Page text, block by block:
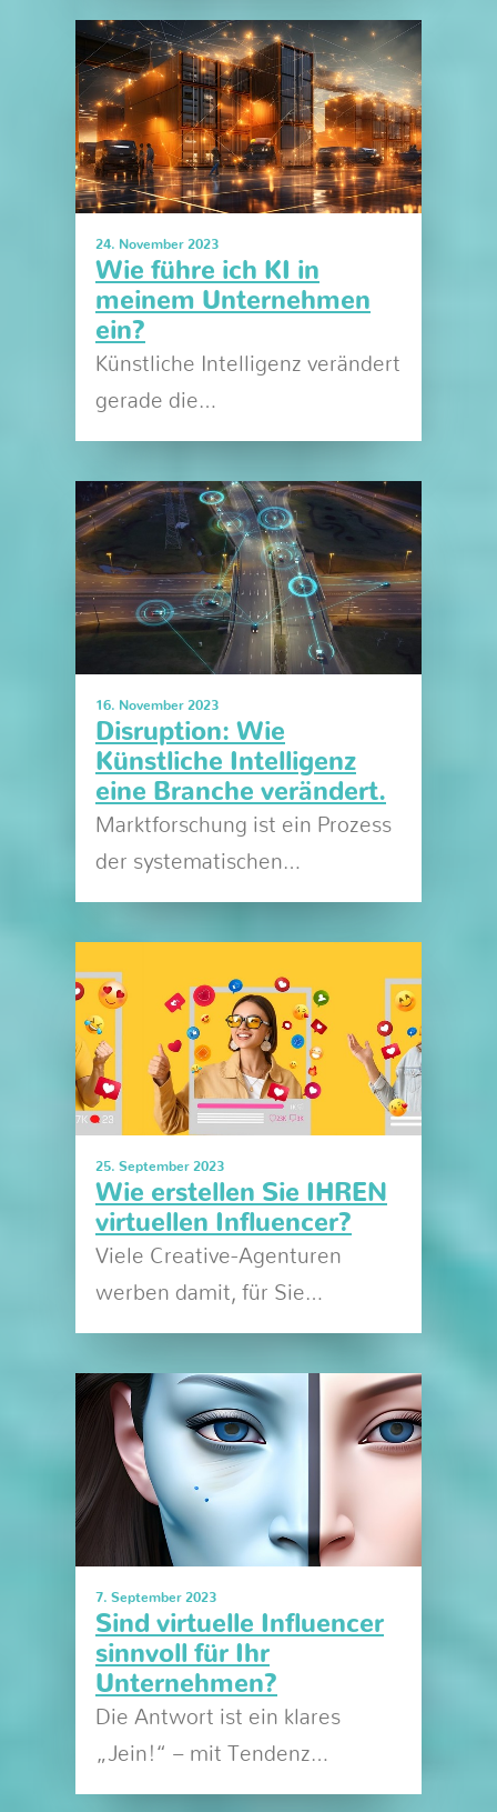
24. November 2023
Wie führe ich KI in
meinem Unternehmen
ein?
Künstliche Intelligenz verändert
gerade die…
16. November 2023
Disruption: Wie
Künstliche Intelligenz
eine Branche verändert.
Marktforschung ist ein Prozess
der systematischen…
25. September 2023
Wie erstellen Sie IHREN
virtuellen Influencer?
Viele Creative-Agenturen
werben damit, für Sie…
7. September 2023
Sind virtuelle Influencer
sinnvoll für Ihr
Unternehmen?
Die Antwort ist ein klares
„Jein!“ – mit Tendenz…